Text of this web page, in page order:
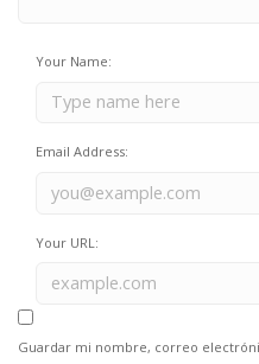
Your Name:
Email Address:
Your URL:
Guardar mi nombre, correo